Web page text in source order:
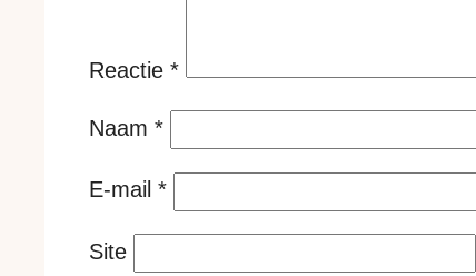
Reactie *
Naam *
E-mail *
Site